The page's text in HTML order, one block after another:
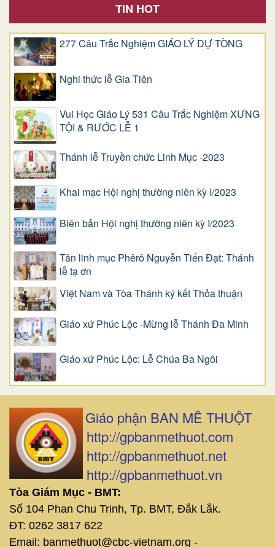
TIN HOT
277 Câu Trắc Nghiệm GIÁO LÝ DỰ TÒNG
Nghi thức lễ Gia Tiên
Vui Học Giáo Lý 531 Câu Trắc Nghiệm XƯNG
TỘI & RƯỚC LỄ 1
Thánh lễ Truyền chức Linh Mục -2023
Khai mạc Hội nghị thường niên kỳ I/2023
Biên bản Hội nghị thường niên kỳ I/2023
Tân linh mục Phêrô Nguyễn Tiến Đạt: Thánh
lễ tạ ơn
Việt Nam và Tòa Thánh ký kết Thỏa thuận
Giáo xứ Phúc Lộc -Mừng lễ Thánh Đa Minh
Giáo xứ Phúc Lộc: Lễ Chúa Ba Ngôi
Giáo phận BAN MÊ THUỘT
http://gpbanmethuot.com
http://gpbanmethuot.net
http://gpbanmethuot.vn
Tòa Giám Mục - BMT:
Số 104 Phan Chu Trinh, Tp. BMT, Đắk Lắk.
ĐT: 0262 3817 622
Email: banmethuot@cbc-vietnam.org -